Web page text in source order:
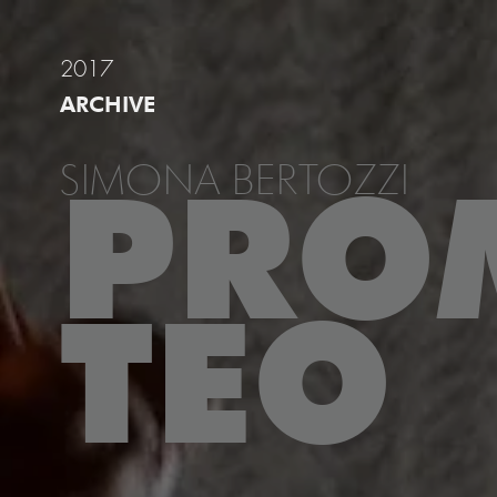
2017
ARCHIVE
SIMONA BERTOZZI
TEO